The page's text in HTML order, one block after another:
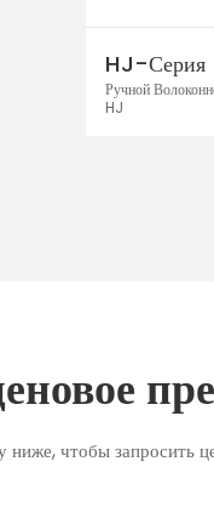
HJ-Серия
Ручной
HJ
чтобы запросить